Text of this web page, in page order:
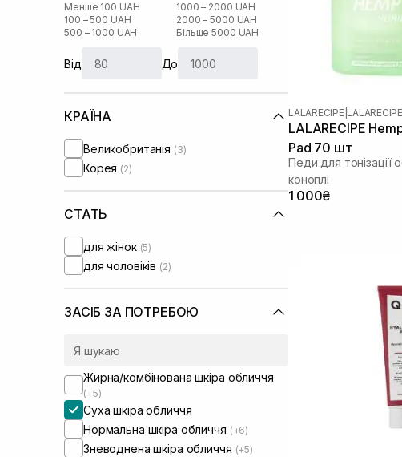
Менше 100 UAH
100 – 500 UAH
500 – 1000 UAH
1000 – 2000 UAH
2000 – 5000 UAH
Більше 5000 UAH
Від До
КРАЇНА
Великобританія (3)
Корея (2)
СТАТЬ
для жінок (5)
для чоловіків (2)
ЗАСІБ ЗА ПОТРЕБОЮ
Жирна/комбінована шкіра обличчя
(+5)
Суха шкіра обличчя
Нормальна шкіра обличчя (+6)
Зневоднена шкіра обличчя (+5)
LALARECIPE
LALARECIPE
Pad 70 шт
Педи для тонізації
коноплі
1 000₴